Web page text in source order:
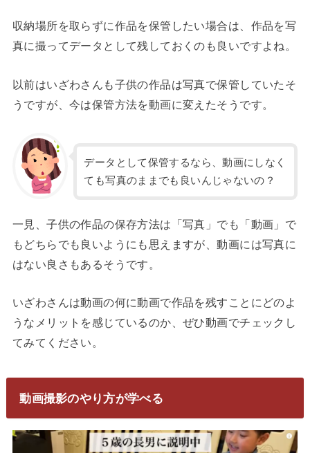
収納場所を取らずに作品を保管したい場合は、作品を写
真に撮ってデータとして残しておくのも良いですよね。
以前はいざわさんも子供の作品は写真で保管していたそ
うですが、今は保管方法を動画に変えたそうです。
データとして保管するなら、動画にしなく
ても写真のままでも良いんじゃないの？
一見、子供の作品の保存方法は「写真」でも「動画」で
もどちらでも良いようにも思えますが、動画には写真に
はない良さもあるそうです。
いざわさんは動画の何に動画で作品を残すことにどのよ
うなメリットを感じているのか、ぜひ動画でチェックし
てみてください。
動画撮影のやり方が学べる